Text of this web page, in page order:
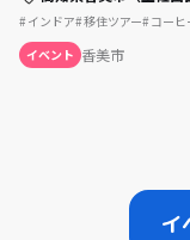
インドア 移住ツアー コーヒ
イベント 香美市
イ